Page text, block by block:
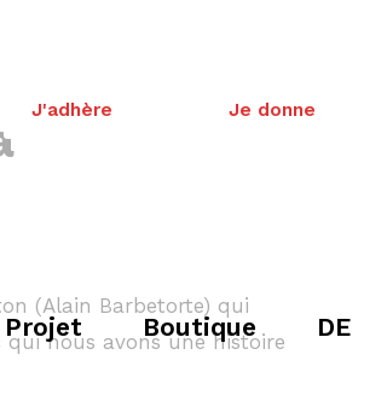
J'adhère Je donne
Projet Boutique DE
(Alain Barbetorte) qui
qui nous avons une histoire